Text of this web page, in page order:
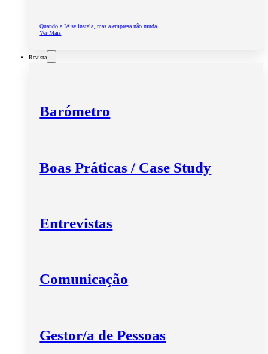
Quando a IA se instala, mas a empresa não muda
Ver Mais
Revista
Barómetro
Boas Práticas / Case Study
Entrevistas
Comunicação
Gestor/a de Pessoas